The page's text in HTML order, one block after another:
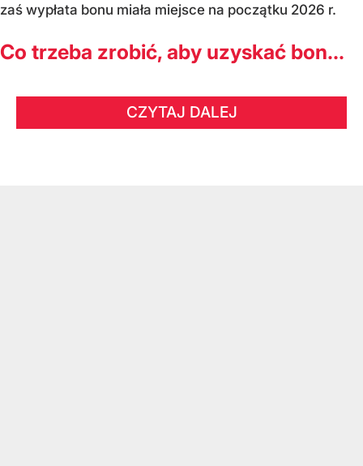
zaś wypłata bonu miała miejsce na początku 2026 r.
Co trzeba zrobić, aby uzyskać bon...
CZYTAJ DALEJ